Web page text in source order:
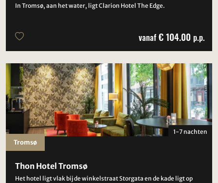
In Tromsø, aan het water, ligt Clarion Hotel The Edge.
vanaf € 104.00 p.p.
Thon Hotel Tromsø
Het hotel ligt vlak bij de winkelstraat Storgata en de kade ligt op
1-7 nachten
Tromsø